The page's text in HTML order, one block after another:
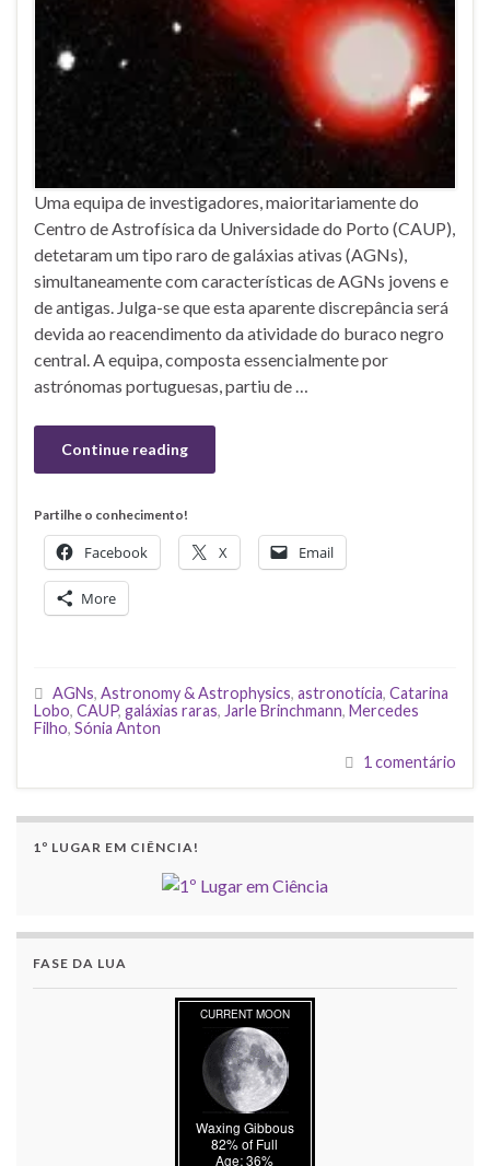
Uma equipa de investigadores, maioritariamente do
Centro de Astrofísica da Universidade do Porto (CAUP),
detetaram um tipo raro de galáxias ativas (AGNs),
simultaneamente com características de AGNs jovens e
de antigas. Julga-se que esta aparente discrepância será
devida ao reacendimento da atividade do buraco negro
central. A equipa, composta essencialmente por
astrónomas portuguesas, partiu de …
Continue reading
Partilhe o conhecimento!
Facebook X Email
More
AGNs, Astronomy & Astrophysics, astronotícia, Catarina
Lobo, CAUP, galáxias raras, Jarle Brinchmann, Mercedes
Filho, Sónia Anton
1 comentário
1º LUGAR EM CIÊNCIA!
FASE DA LUA